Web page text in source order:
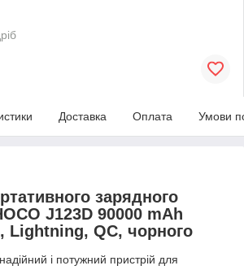
Доставка Оплата Умови
зарядного
J123D 90000 mAh
Lightning, QC, чорного
і потужний пристрій для